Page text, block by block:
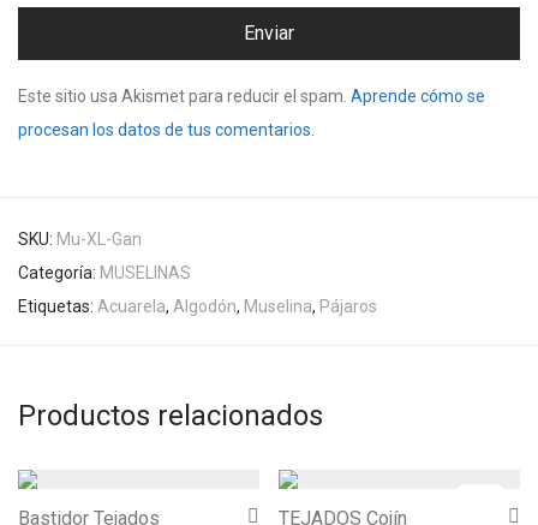
Este sitio usa Akismet para reducir el spam. Aprende cómo se
procesan los datos de tus comentarios.
SKU: Mu-XL-Gan
Categoría: MUSELINAS
Etiquetas: Acuarela, Algodón, Muselina, Pájaros
Productos relacionados
Bastidor Tejados TEJADOS Cojín